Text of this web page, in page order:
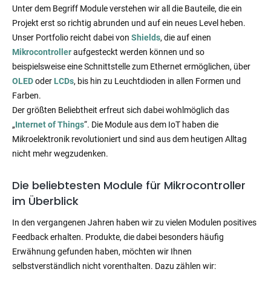
Unter dem Begriff Module verstehen wir all die Bauteile, die ein
Projekt erst so richtig abrunden und auf ein neues Level heben.
Unser Portfolio reicht dabei von Shields, die auf einen
Mikrocontrolleraufgesteckt werden können und so
beispielsweise eine Schnittstelle zum Ethernet ermöglichen, über
OLEDoder LCDs, bis hin zu Leuchtdioden in allen Formen und
Farben.
Der größten Beliebtheit erfreut sich dabei wohlmöglich das
„Internet of Things“. Die Module aus dem IoT haben die
Mikroelektronik revolutioniert und sind aus dem heutigen Alltag
nicht mehr wegzudenken.
Die beliebtesten Module für Mikrocontroller
im Überblick
In den vergangenen Jahren haben wir zu vielen Modulen positives
Feedback erhalten. Produkte, die dabei besonders häufig
Erwähnung gefunden haben, möchten wir Ihnen
selbstverständlich nicht vorenthalten. Dazu zählen wir: